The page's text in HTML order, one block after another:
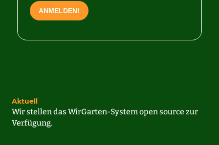
Aktuell
Wir stellen das WirGarten-System open source zur
Verfügung.